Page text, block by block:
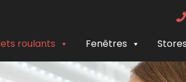
roulants Fenêtres Stores